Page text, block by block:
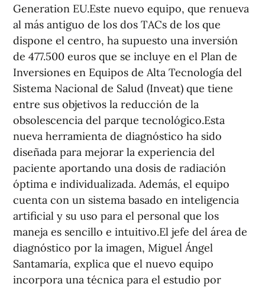
Generation EU.Este nuevo equipo, que renueva
al más antiguo de los dos TACs de los que
dispone el centro, ha supuesto una inversión
de 477.500 euros que se incluye en el Plan de
Inversiones en Equipos de Alta Tecnología del
Sistema Nacional de Salud (Inveat) que tiene
entre sus objetivos la reducción de la
obsolescencia del parque tecnológico.Esta
nueva herramienta de diagnóstico ha sido
diseñada para mejorar la experiencia del
paciente aportando una dosis de radiación
óptima e individualizada. Además, el equipo
cuenta con un sistema basado en inteligencia
artificial y su uso para el personal que los
maneja es sencillo e intuitivo.El jefe del área de
diagnóstico por la imagen, Miguel Ángel
Santamaría, explica que el nuevo equipo
incorpora una técnica para el estudio por